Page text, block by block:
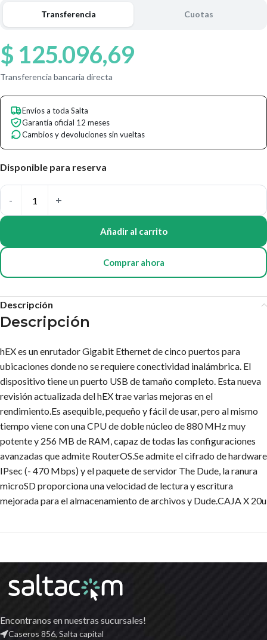
Transferencia Cuotas
$ 125.096,69
Transferencia bancaria directa
Envíos a toda Salta
Garantía oficial 12 meses
Cambios y devoluciones sin vueltas
Disponible para reserva
Añadir al carrito
Comprar ahora
Descripción
Descripción
hEX es un enrutador Gigabit Ethernet de cinco puertos para
ubicaciones donde no se requiere conectividad inalámbrica. El
dispositivo tiene un puerto USB de tamaño completo. Esta nueva
revisión actualizada del hEX trae varias mejoras en el
rendimiento.Es asequible, pequeño y fácil de usar, pero al mismo
tiempo viene con una CPU de doble núcleo de 880 MHz muy
potente y 256 MB de RAM, capaz de todas las configuraciones
avanzadas que admite RouterOS.Se admite el cifrado de hardware
IPsec (- 470 Mbps) y el paquete de servidor The Dude, la ranura
microSD proporciona una velocidad de lectura y escritura
mejorada para el almacenamiento de archivos y Dude.CAJA X 20u
Encontranos en nuestras sucursales!
Caseros 856, Salta capital